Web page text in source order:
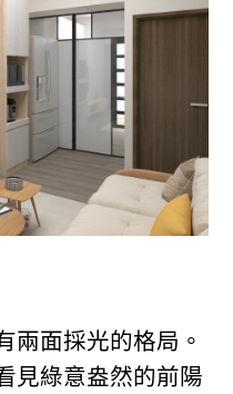
兩面採光的格局。
見綠意盎然的前陽